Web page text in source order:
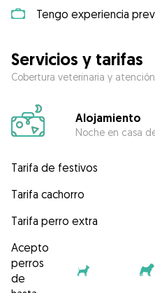
Tengo experiencia
Servicios y tarifas
Cobertura veterinaria y
Alojamiento
Noche en casa
Tarifa de festivos
Tarifa cachorro
Tarifa perro extra
Acepto
perros
de